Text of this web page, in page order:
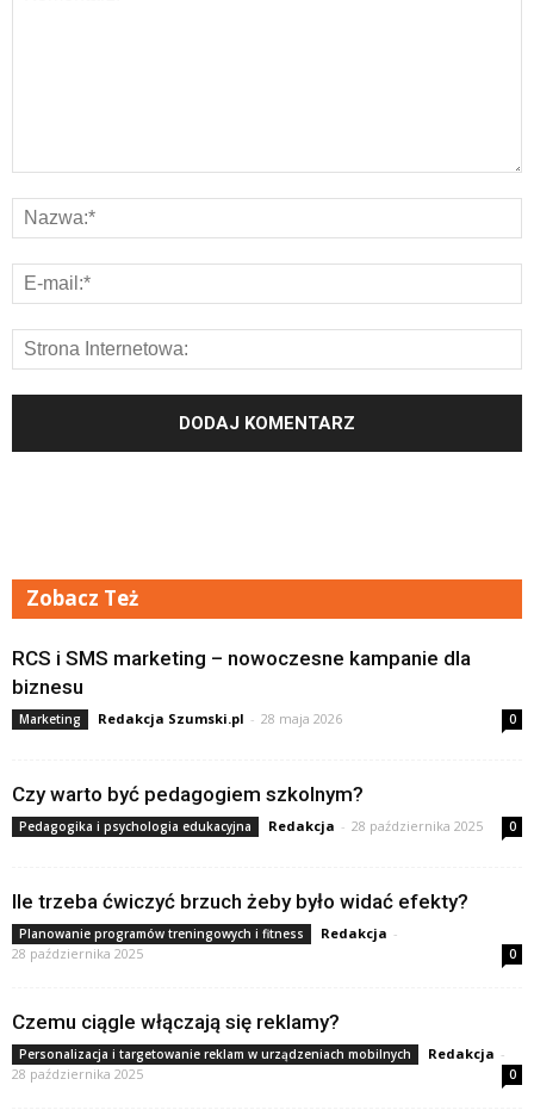
Zobacz Też
RCS i SMS marketing – nowoczesne kampanie dla
biznesu
Marketing Redakcja Szumski.pl - 28 maja 2026 0
Czy warto być pedagogiem szkolnym?
Pedagogika i psychologia edukacyjna Redakcja - 28 października 2025 0
Ile trzeba ćwiczyć brzuch żeby było widać efekty?
Planowanie programów treningowych i fitness Redakcja -
28 października 2025
0
Czemu ciągle włączają się reklamy?
Personalizacja i targetowanie reklam w urządzeniach mobilnych Redakcja -
28 października 2025
0